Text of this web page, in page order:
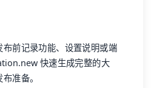
前记录功能、设置说明或端
快速生成完整的大
准备。